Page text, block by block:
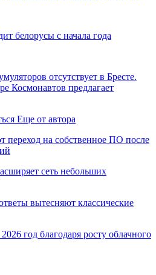
белорусы с начала года
отсутствует в Бресте.
Космонавтов предлагает
Еще от автора
переход на собственное ПО после
сеть небольших
вытесняют классические
год благодаря росту облачного